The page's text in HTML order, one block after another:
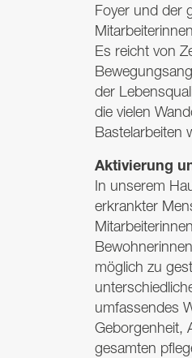
Foyer und der
Es reicht von
der
die vielen
Bastelarbeiten
Aktivierung
In unserem
erkrankter
möglich zu
umfassendes
Geborgenheit,
gesamten